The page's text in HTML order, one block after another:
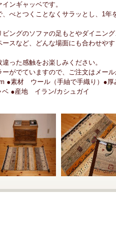
ンギャッベです。
、べとつくことなくサラッとし、1年
ングのソファの足もとやダイニン
スなど、どんな場面にも合わせや
った感触をお楽しみください。
がでていますので、ご注文はメール
●素材 ウール（手紬で手織り）●厚
●産地 イラン/カシュガイ